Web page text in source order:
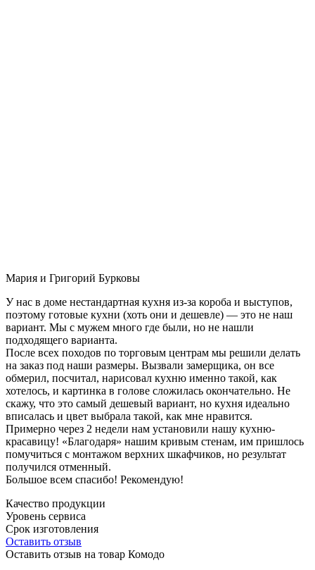
Мария и Григорий Бурковы
У нас в доме нестандартная кухня из-за короба и выступов,
поэтому готовые кухни (хоть они и дешевле) — это не наш
вариант. Мы с мужем много где были, но не нашли
подходящего варианта.
После всех походов по торговым центрам мы решили делать
на заказ под наши размеры. Вызвали замерщика, он все
обмерил, посчитал, нарисовал кухню именно такой, как
хотелось, и картинка в голове сложилась окончательно. Не
скажу, что это самый дешевый вариант, но кухня идеально
вписалась и цвет выбрала такой, как мне нравится.
Примерно через 2 недели нам установили нашу кухню-
красавицу! «Благодаря» нашим кривым стенам, им пришлось
помучиться с монтажом верхних шкафчиков, но результат
получился отменный.
Большое всем спасибо! Рекомендую!
Качество продукции
Уровень сервиса
Срок изготовления
Оставить отзыв
Оставить отзыв на товар Комодо